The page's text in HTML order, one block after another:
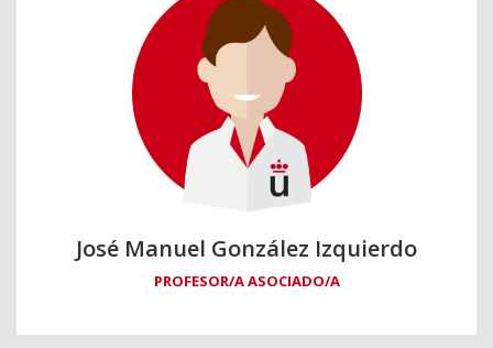
José Manuel González Izquierdo
PROFESOR/A ASOCIADO/A